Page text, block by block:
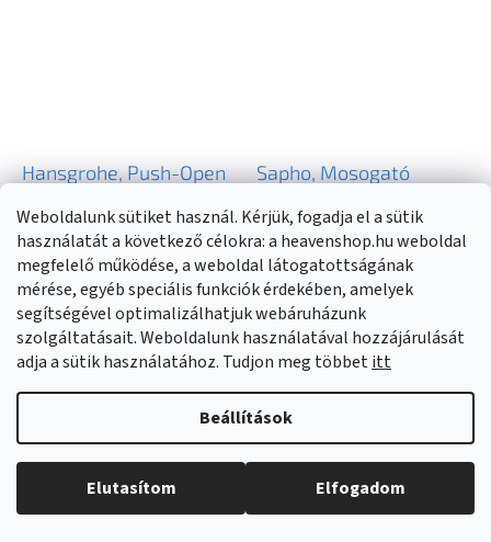
Weboldalunk sütiket használ. Kérjük, fogadja el a sütik
használatát a következő célokra: a heavenshop.hu weboldal
megfelelő működése, a weboldal látogatottságának
mérése, egyéb speciális funkciók érdekében, amelyek
segítségével optimalizálhatjuk webáruházunk
szolgáltatásait. Weboldalunk használatával hozzájárulását
adja a sütik használatához. Tudjon meg többetitt
Beállítások
Elutasítom Elfogadom
Hansgrohe, Push-Open
mosdó- és bidé
csapokhoz, csiszolt
arany megjelenés,
HAN-50100990
Raktáron (1 db )
13 200 Ft
KOSÁRBA
Sapho, Mosogató
clack, betondugó,
antracit, FG916
Külső raktáron (10 db
20 810 Ft
KOSÁRBA